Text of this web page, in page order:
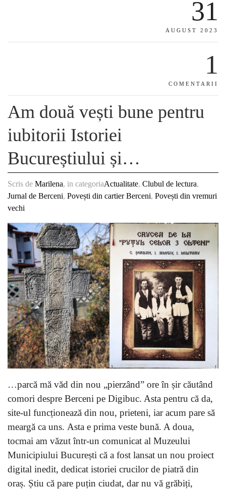
31
AUGUST 2023
1
COMENTARII
Am două vești bune pentru
iubitorii Istoriei
Bucureștiului și…
Scris de Marilena, in categoriaActualitate, Clubul de lectura,
Jurnal de Berceni, Povești din cartier Berceni, Povești din vremuri
vechi
…parcă mă văd din nou „pierzând” ore în șir căutând
comori despre Berceni pe Digibuc. Asta pentru că da,
site-ul funcționează din nou, prieteni, iar acum pare să
meargă ca uns. Asta e prima veste bună. A doua,
tocmai am văzut într-un comunicat al Muzeului
Municipiului București că a fost lansat un nou proiect
digital inedit, dedicat istoriei crucilor de piatră din
oraș. Știu că pare puțin ciudat, dar nu vă grăbiți,